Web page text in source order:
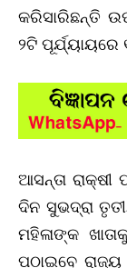
କରିସାରିଛନ୍ତି
୨ଟି ପୂର୍ଯ୍ୟାୟରେ
ଆସନ୍ତା ରାକ୍ଷୀ
ଦିନ ସୁଭଦ୍ରା
ମହିଳାଙ୍କ
ପଠାଇବେ